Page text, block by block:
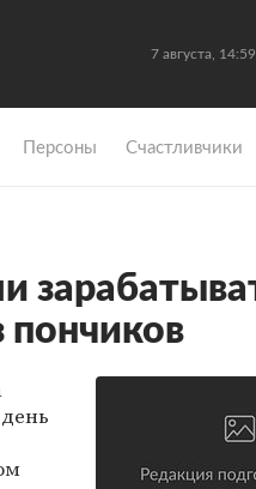
7 августа, 14:59
Персоны Счастливчики
пончиков